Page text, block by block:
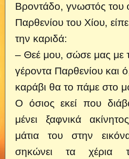
Βροντάδο, γνωστός του
Παρθενίου του Χίου,
την καριδά:
– Θεέ μου, σώσε μας με
γέροντα Παρθενίου και
καράβι θα το πάμε στο
Ο όσιος εκεί που
μένει ξαφνικά
μάτια του στην
σηκώνει τα χέρια